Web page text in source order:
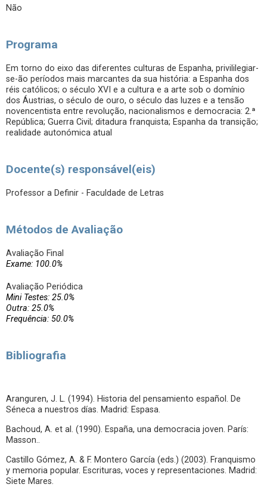
Não
Programa
Em torno do eixo das diferentes culturas de Espanha, privililegiar-
se-ão períodos mais marcantes da sua história: a Espanha dos
réis católicos; o século XVI e a cultura e a arte sob o domínio
dos Áustrias, o século de ouro, o século das luzes e a tensão
novencentista entre revolução, nacionalismos e democracia: 2.ª
República; Guerra Civil; ditadura franquista; Espanha da transição;
realidade autonómica atual
Docente(s) responsável(eis)
Professor a Definir - Faculdade de Letras
Métodos de Avaliação
Avaliação Final
Exame: 100.0%
Avaliação Periódica
Mini Testes: 25.0%
Outra: 25.0%
Frequência: 50.0%
Bibliografia
Aranguren, J. L. (1994). Historia del pensamiento español. De
Séneca a nuestros días. Madrid: Espasa.
Bachoud, A. et al. (1990). España, una democracia joven. París:
Masson..
Castillo Gómez, A. & F. Montero García (eds.) (2003). Franquismo
y memoria popular. Escrituras, voces y representaciones. Madrid:
Siete Mares.